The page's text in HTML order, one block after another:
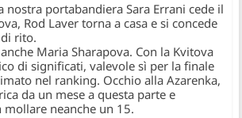
nostra portabandiera Sara Errani cede il
Rod Laver torna a casa e si concede
rito.
Maria Sharapova. Con la Kvitova
di significati, valevole sì per la finale
nel ranking. Occhio alla Azarenka,
da un mese a questa parte e
neanche un 15.